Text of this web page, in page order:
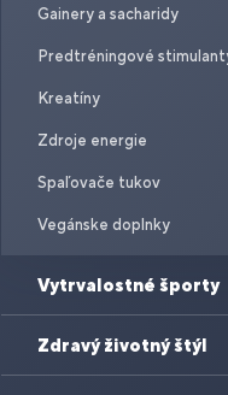
Gainery a sacharidy
Predtréningové
Kreatíny
Zdroje energie
Spaľovače tukov
Vegánske doplnky
Vytrvalostné športy
Zdravý životný štýl